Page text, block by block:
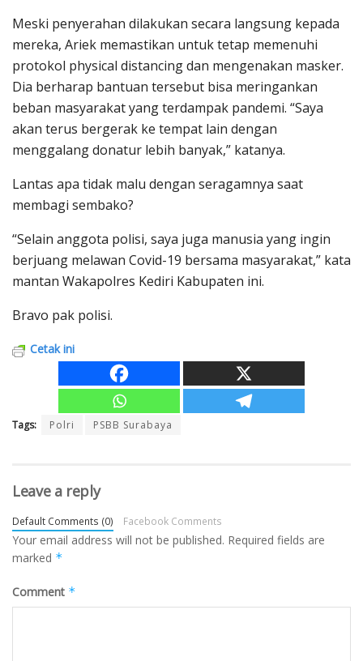
Meski penyerahan dilakukan secara langsung kepada
mereka, Ariek memastikan untuk tetap memenuhi
protokol physical distancing dan mengenakan masker.
Dia berharap bantuan tersebut bisa meringankan
beban masyarakat yang terdampak pandemi. “Saya
akan terus bergerak ke tempat lain dengan
menggalang donatur lebih banyak,” katanya.
Lantas apa tidak malu dengan seragamnya saat
membagi sembako?
“Selain anggota polisi, saya juga manusia yang ingin
berjuang melawan Covid-19 bersama masyarakat,” kata
mantan Wakapolres Kediri Kabupaten ini.
Bravo pak polisi.
Cetak ini
Tags: Polri PSBB Surabaya
Leave a reply
Default Comments (0) Facebook Comments
Your email address will not be published. Required fields are
marked *
Comment *